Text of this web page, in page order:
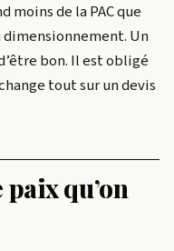
de la PAC que
Un
bon. Il est obligé
tout sur un devis
paix qu’on